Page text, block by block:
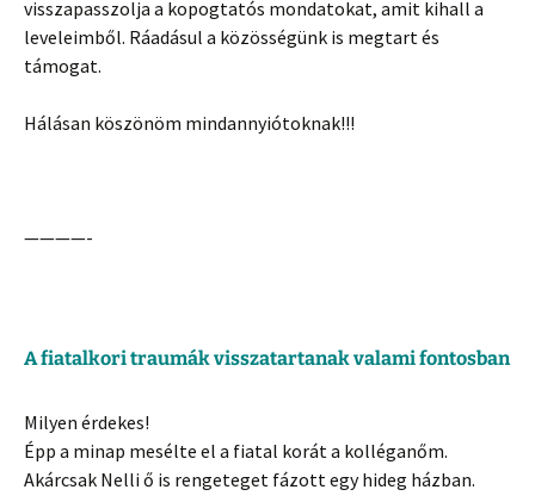
visszapasszolja a kopogtatós mondatokat, amit kihall a
leveleimből. Ráadásul a közösségünk is megtart és
támogat.
Hálásan köszönöm mindannyiótoknak!!!
————-
A fiatalkori traumák visszatartanak valami fontosban
Milyen érdekes!
Épp a minap mesélte el a fiatal korát a kolléganőm.
Akárcsak Nelli ő is rengeteget fázott egy hideg házban.